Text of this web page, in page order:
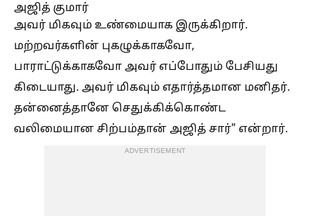
அஜித் குமார்
அவர் மிகவும் உண்மையாக இருக்கிறார்.
மற்றவர்களின் புகழுக்காகவோ,
பாராட்டுக்காகவோ அவர் எப்போதும் பேசியது
கிடையாது. அவர் மிகவும் எதார்த்தமான மனிதர்.
தன்னைத்தானே செதுக்கிக்கொண்ட
வலிமையான சிற்பம்தான் அஜித் சார்" என்றார்.
ADVERTISEMENT